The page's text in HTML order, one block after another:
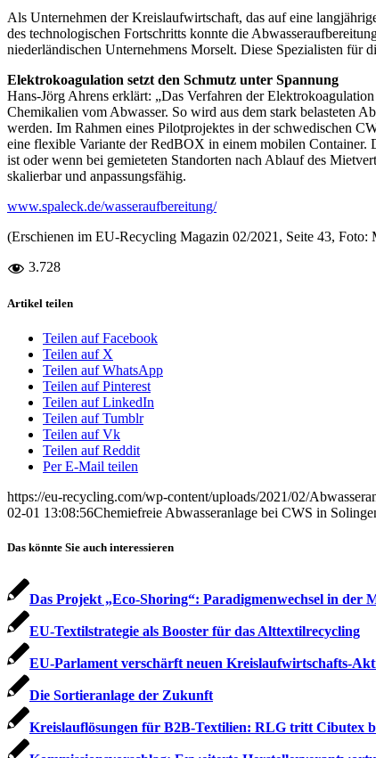
Als Unternehmen der Kreislaufwirtschaft, das auf eine
des technologischen Fortschritts konnte die
niederländischen Unternehmens Morselt. Diese Spezialisten für
Elektrokoagulation setzt den Schmutz unter Spannung
Hans-Jörg Ahrens erklärt: „Das Verfahren der
Chemikalien vom Abwasser. So wird aus dem stark belasteten
werden. Im Rahmen eines Pilotprojektes in der schwedischen
eine flexible Variante der RedBOX in einem mobilen Container.
ist oder wenn bei gemieteten Standorten nach Ablauf des
skalierbar und anpassungsfähig.
www.spaleck.de/wasseraufbereitung/
(Erschienen im EU-Recycling Magazin 02/2021, Seite 43, Foto:
3.728
Artikel teilen
Teilen auf Facebook
Teilen auf X
Teilen auf WhatsApp
Teilen auf Pinterest
Teilen auf LinkedIn
Teilen auf Tumblr
Teilen auf Vk
Teilen auf Reddit
Per E-Mail teilen
https://eu-recycling.com/wp-content/uploads/2021/02/
02-01 13:08:56Chemiefreie Abwasseranlage bei CWS in
Das könnte Sie auch interessieren
Das Projekt „Eco-Shoring“: Paradigmenwechsel in der
EU-Textilstrategie als Booster für das Alttextilrecycling
EU-Parlament verschärft neuen Kreislaufwirtschafts-
Die Sortieranlage der Zukunft
Kreislauflösungen für B2B-Textilien: RLG tritt Cibutex